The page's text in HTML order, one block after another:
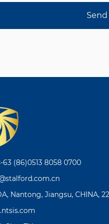
(86)0513 8058 0700
Nantong, Jiangsu, CHINA,